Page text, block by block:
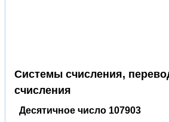
Системы счисления,
счисления
Десятичное число 107903